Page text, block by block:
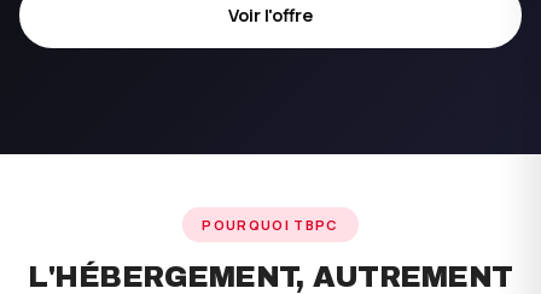
Voir l'offre
POURQUOI TBPC
L'HÉBERGEMENT, AUTREMENT